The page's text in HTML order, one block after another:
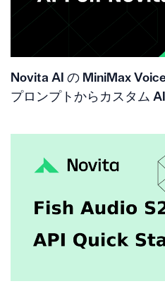
Novita AI の MiniMax
プロンプトからカスタム